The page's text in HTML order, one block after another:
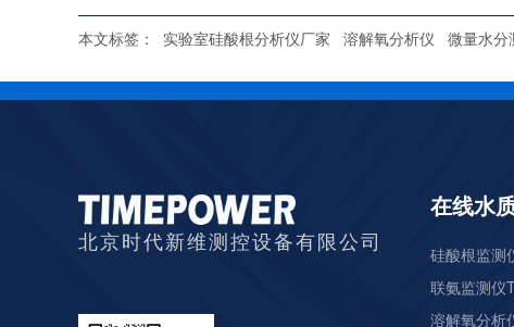
本文标签： 实验室硅酸根分析仪厂家 溶解氧分析仪 微量水分
北京时代新维测控设备有限公司
在线水
硅酸根监测
联氨监测仪
溶解氧分析